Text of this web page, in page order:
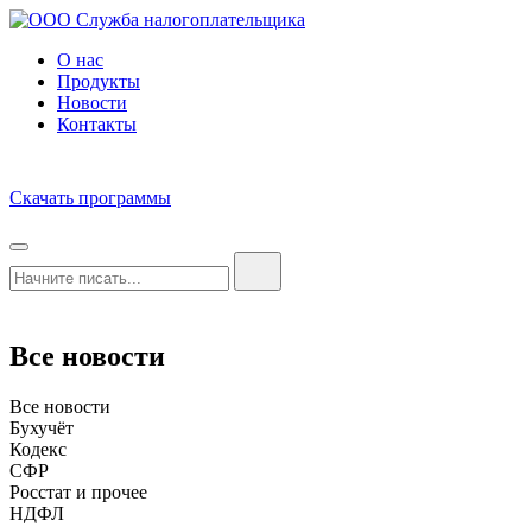
О нас
Продукты
Новости
Контакты
Скачать программы
Все новости
Все новости
Бухучёт
Кодекс
СФР
Росстат и прочее
НДФЛ